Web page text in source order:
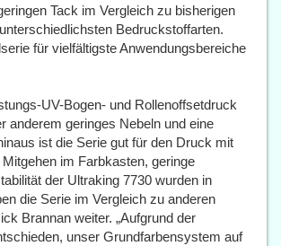
Tack im Vergleich zu bisherigen
Bedruckstoffarten.
für vielfältigste Anwendungsbereiche
UV-Bogen- und Rollenoffsetdruck
anderem geringes Nebeln und eine
ist die Serie gut für den Druck mit
im Farbkasten, geringe
der Ultraking 7730 wurden in
die Serie im Vergleich zu anderen
Brannan weiter. „Aufgrund der
unser Grundfarbensystem auf